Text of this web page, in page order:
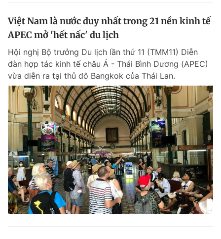
Việt Nam là nước duy nhất trong 21 nền kinh tế
APEC mở 'hết nấc' du lịch
Hội nghị Bộ trưởng Du lịch lần thứ 11 (TMM11) Diễn
đàn hợp tác kinh tế châu Á - Thái Bình Dương (APEC)
vừa diễn ra tại thủ đô Bangkok của Thái Lan.